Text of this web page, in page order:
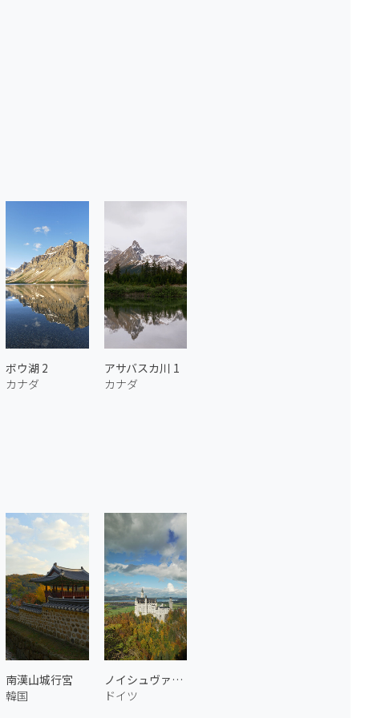
ボウ湖 2
カナダ
アサバスカ川 1
カナダ
南漢山城行宮
韓国
ノイシュヴァンシュタイン城 1
ドイツ